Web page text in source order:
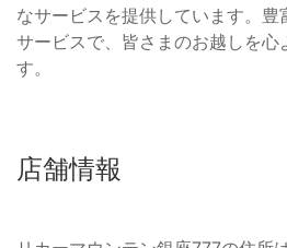
なサービスを提供しています。豊
サービスで、皆さまのお越しを心
す。
店舗情報